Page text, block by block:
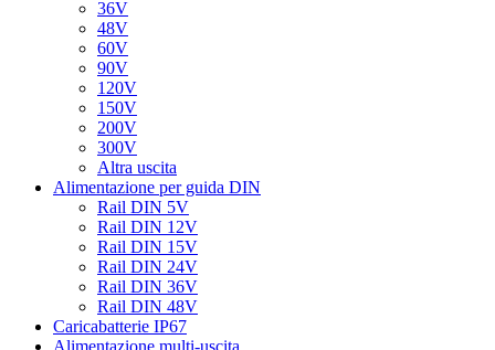
36V
48V
60V
90V
120V
150V
200V
300V
Altra uscita
Alimentazione per guida DIN
Rail DIN 5V
Rail DIN 12V
Rail DIN 15V
Rail DIN 24V
Rail DIN 36V
Rail DIN 48V
Caricabatterie IP67
Alimentazione multi-uscita